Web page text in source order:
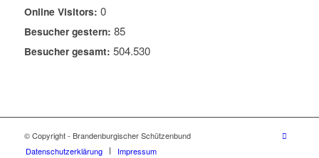
Online Visitors: 0
Besucher gestern: 85
Besucher gesamt: 504.530
© Copyright - Brandenburgischer Schützenbund
Datenschutzerklärung
Impressum